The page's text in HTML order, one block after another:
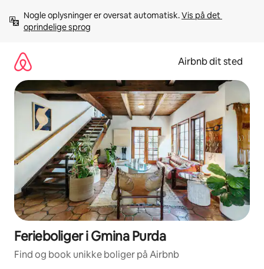
videre
Nogle oplysninger er oversat automatisk. Vis på det
oprindelige sprog
Airbnb dit sted
Ferieboliger i Gmina Purda
Find og book unikke boliger på Airbnb